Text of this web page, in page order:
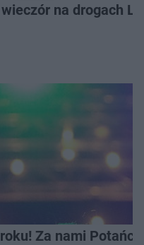
na drogach
Za nami